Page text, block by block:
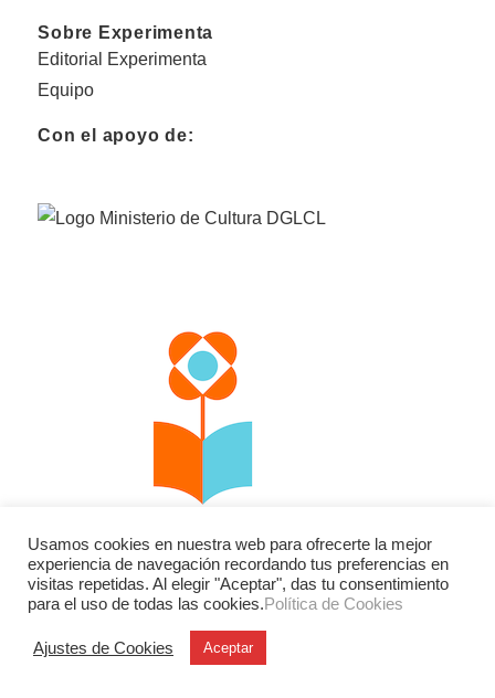
Sobre Experimenta
Editorial Experimenta
Equipo
Con el apoyo de:
Twitter
YouTube
LinkedIn
Usamos cookies en nuestra web para ofrecerte la mejor
experiencia de navegación recordando tus preferencias en
visitas repetidas. Al elegir "Aceptar", das tu consentimiento
para el uso de todas las cookies.Política de Cookies
Ajustes de Cookies Aceptar